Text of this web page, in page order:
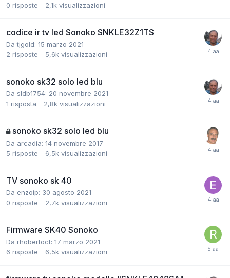
0 risposte 2,1k visualizzazioni
codice ir tv led Sonoko SNKLE32Z1TS
Da tjgold: 15 marzo 2021
2 risposte 5,6k visualizzazioni
sonoko sk32 solo led blu
Da sldb1754: 20 novembre 2021
1 risposta 2,8k visualizzazioni
sonoko sk32 solo led blu
Da arcadia: 14 novembre 2017
5 risposte 6,5k visualizzazioni
TV sonoko sk 40
Da enzoip: 30 agosto 2021
0 risposte 2,7k visualizzazioni
Firmware SK40 Sonoko
Da rhobertoct: 17 marzo 2021
6 risposte 6,5k visualizzazioni